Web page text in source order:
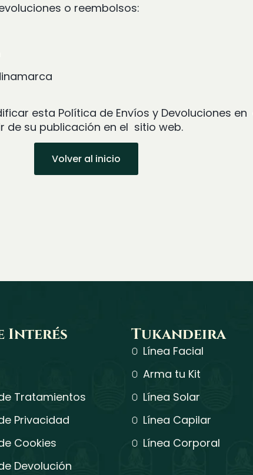
o reembolsos:
esta Política de Envíos y Devoluciones
su publicación en el sitio web.
Volver al inicio
Interés
Tratamientos
Privacidad
Cookies
Devolución
Tukandeira
Línea Facial
Arma tu Kit
Línea Solar
Línea Capilar
Línea Corporal